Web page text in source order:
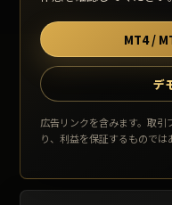
MT4 /
デ
広告リンクを含みます。取
り、利益を保証するものでは